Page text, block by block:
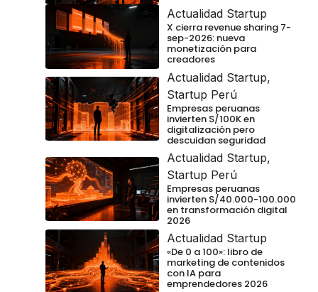
Actualidad Startup
X cierra revenue sharing 7-
sep-2026: nueva
monetización para
creadores
Actualidad Startup,
Startup Perú
Empresas peruanas
invierten S/100K en
digitalización pero
descuidan seguridad
Actualidad Startup,
Startup Perú
Empresas peruanas
invierten S/40.000-100.000
en transformación digital
2026
Actualidad Startup
«De 0 a 100»: libro de
marketing de contenidos
con IA para
emprendedores 2026